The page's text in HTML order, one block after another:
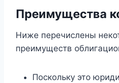
Преимущества
Ниже перечислены
преимуществ
Поскольку это